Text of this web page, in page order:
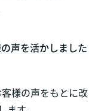
声を活かしました
様の声をもとに改